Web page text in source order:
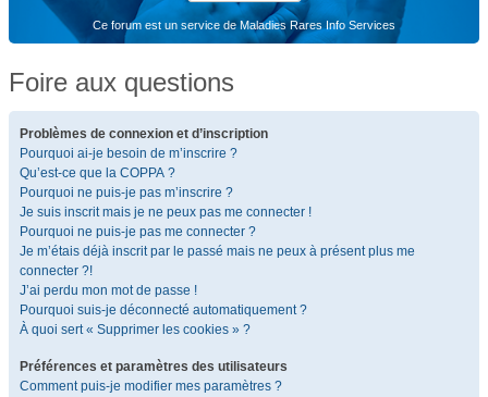
Ce forum est un service de Maladies Rares Info Services
Foire aux questions
Problèmes de connexion et d’inscription
Pourquoi ai-je besoin de m’inscrire ?
Qu’est-ce que la COPPA ?
Pourquoi ne puis-je pas m’inscrire ?
Je suis inscrit mais je ne peux pas me connecter !
Pourquoi ne puis-je pas me connecter ?
Je m’étais déjà inscrit par le passé mais ne peux à présent plus me
connecter ?!
J’ai perdu mon mot de passe !
Pourquoi suis-je déconnecté automatiquement ?
À quoi sert « Supprimer les cookies » ?
Préférences et paramètres des utilisateurs
Comment puis-je modifier mes paramètres ?